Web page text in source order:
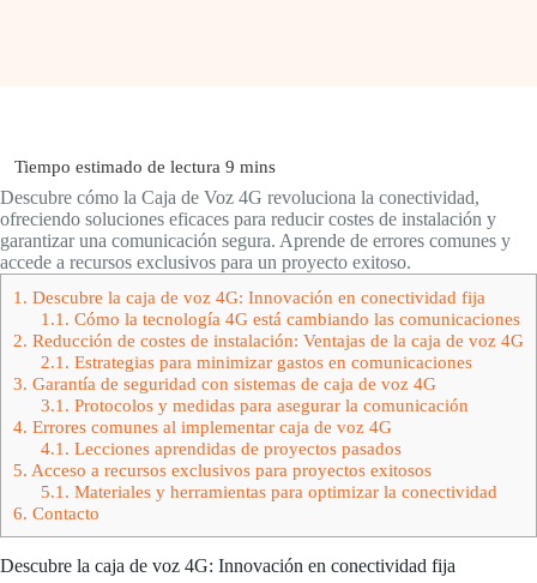
Descubre cómo la Caja de Voz 4G revoluciona la conectividad,
ofreciendo soluciones eficaces para reducir costes de instalación y
garantizar una comunicación segura. Aprende de errores comunes y
accede a recursos exclusivos para un proyecto exitoso.
1. Descubre la caja de voz 4G: Innovación en conectividad fija
1.1. Cómo la tecnología 4G está cambiando las comunicaciones
2. Reducción de costes de instalación: Ventajas de la caja de voz 4G
2.1. Estrategias para minimizar gastos en comunicaciones
3. Garantía de seguridad con sistemas de caja de voz 4G
3.1. Protocolos y medidas para asegurar la comunicación
4. Errores comunes al implementar caja de voz 4G
4.1. Lecciones aprendidas de proyectos pasados
5. Acceso a recursos exclusivos para proyectos exitosos
5.1. Materiales y herramientas para optimizar la conectividad
6. Contacto
Descubre la caja de voz 4G: Innovación en conectividad fija